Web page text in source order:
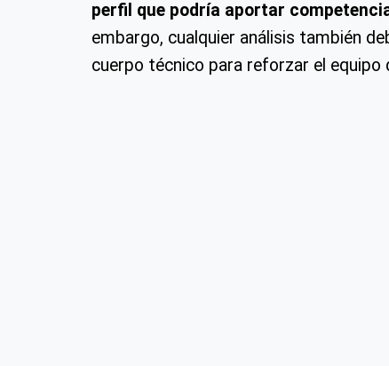
perfil que podría aportar
embargo, cualquier análisis también
cuerpo técnico para reforzar el equipo